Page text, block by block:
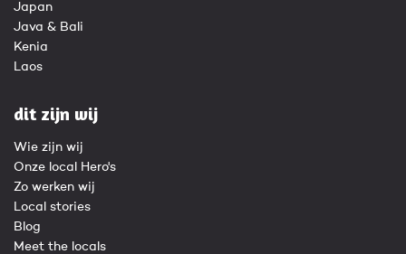
Japan
Java & Bali
Kenia
Laos
dit zijn wij
Wie zijn wij
Onze local Hero's
Zo werken wij
Local stories
Blog
Meet the locals